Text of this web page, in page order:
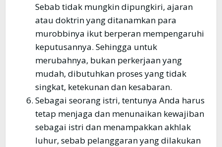
Sebab tidak mungkin dipungkiri, ajaran
atau doktrin yang ditanamkan para
murobbinya ikut berperan mempengaruhi
keputusannya. Sehingga untuk
merubahnya, bukan perkerjaan yang
mudah, dibutuhkan proses yang tidak
singkat, ketekunan dan kesabaran.
Sebagai seorang istri, tentunya Anda harus
tetap menjaga dan menunaikan kewajiban
sebagai istri dan menampakkan akhlak
luhur, sebab pelanggaran yang dilakukan